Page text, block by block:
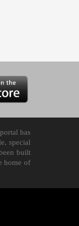
has
special
built
home of